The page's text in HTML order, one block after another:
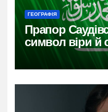
ГЕОГРАФІЯ
Прапор
символ віри й